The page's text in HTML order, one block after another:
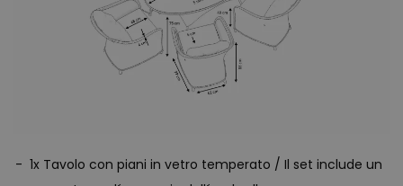
1x Tavolo con piani in vetro temperato / Il set include un